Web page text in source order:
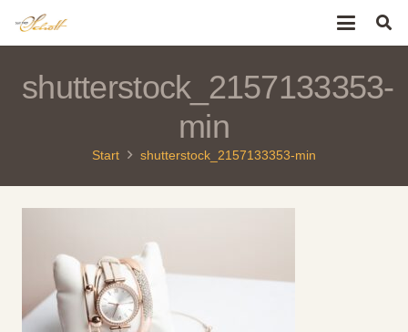
shutterstock_2157133353-
min
Start shutterstock_2157133353-min